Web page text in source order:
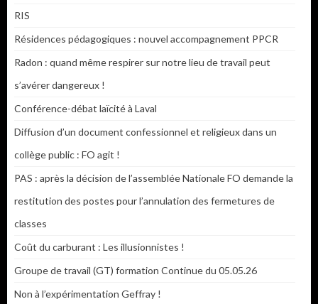
RIS
Résidences pédagogiques : nouvel accompagnement PPCR
Radon : quand même respirer sur notre lieu de travail peut
s’avérer dangereux !
Conférence-débat laïcité à Laval
Diffusion d’un document confessionnel et religieux dans un
collège public : FO agit !
PAS : après la décision de l’assemblée Nationale FO demande la
restitution des postes pour l’annulation des fermetures de
classes
Coût du carburant : Les illusionnistes !
Groupe de travail (GT) formation Continue du 05.05.26
Non à l’expérimentation Geffray !